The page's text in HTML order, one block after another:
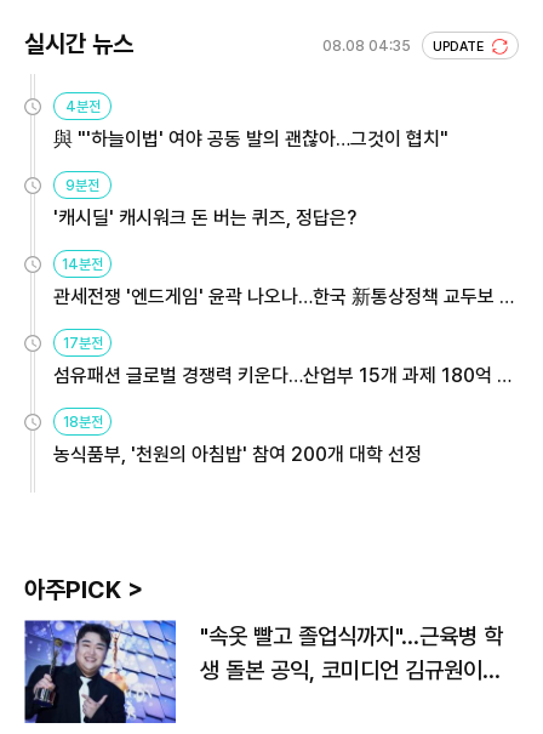
실시간 뉴스 08.08 04:35 UPDATE
4분전
與 "'하늘이법' 여야 공동 발의 괜찮아…그것이 협치"
9분전
'캐시딜' 캐시워크 돈 버는 퀴즈, 정답은?
14분전
관세전쟁 '엔드게임' 윤곽 나오나…한국 新통상정책 교두보 활
용해야
17분전
섬유패션 글로벌 경쟁력 키운다…산업부 15개 과제 180억 지
원
18분전
농식품부, '천원의 아침밥' 참여 200개 대학 선정
아주PICK >
"속옷 빨고 졸업식까지"…근육병 학
생 돌본 공익, 코미디언 김규원이었